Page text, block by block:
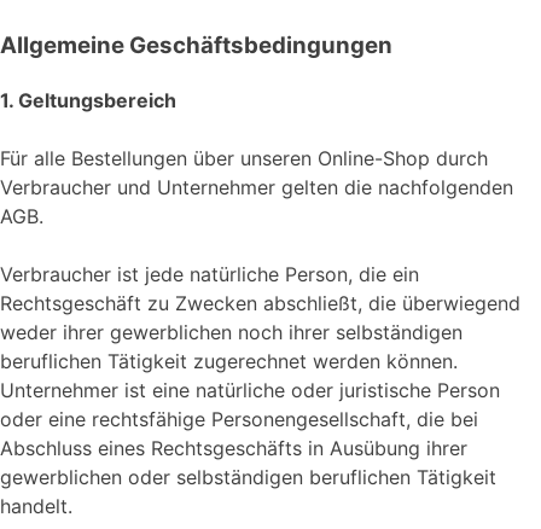
Allgemeine Geschäftsbedingungen
1. Geltungsbereich
Für alle Bestellungen über unseren Online-Shop durch
Verbraucher und Unternehmer gelten die nachfolgenden
AGB.
Verbraucher ist jede natürliche Person, die ein
Rechtsgeschäft zu Zwecken abschließt, die überwiegend
weder ihrer gewerblichen noch ihrer selbständigen
beruflichen Tätigkeit zugerechnet werden können.
Unternehmer ist eine natürliche oder juristische Person
oder eine rechtsfähige Personengesellschaft, die bei
Abschluss eines Rechtsgeschäfts in Ausübung ihrer
gewerblichen oder selbständigen beruflichen Tätigkeit
handelt.